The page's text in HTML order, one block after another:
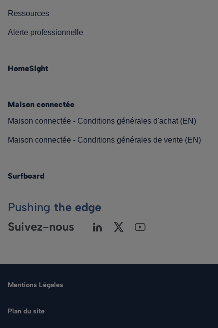
Ressources
Alerte professionnelle
HomeSight
Maison connectée
Maison connectée - Conditions générales d'achat (EN)
Maison connectée - Conditions générales de vente (EN)
Surfboard
Pushing the edge
Suivez-nous
Mentions Légales
Plan du site